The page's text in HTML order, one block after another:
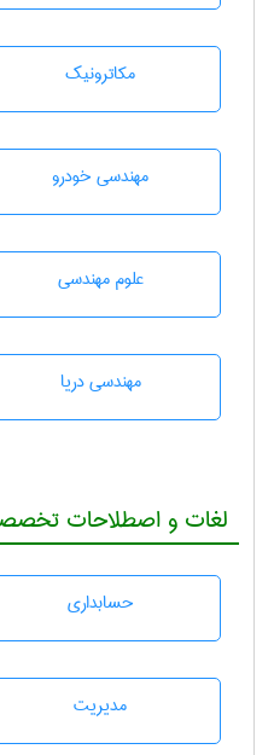
مکاترونیک
مهندسی خودرو
علوم مهندسی
مهندسی دریا
لغات و اصطلاحات
حسابداری
مديريت